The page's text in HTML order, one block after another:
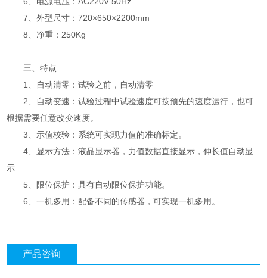
7、外型尺寸：720×650×2200mm
8、净重：250Kg
三、特点
1、自动清零：试验之前，自动清零
2、自动变速：试验过程中试验速度可按预先的速度运行，也可
根据需要任意改变速度。
3、示值校验：系统可实现力值的准确标定。
4、显示方法：液晶显示器，力值数据直接显示，伸长值自动显
示
5、限位保护：具有自动限位保护功能。
6、一机多用：配备不同的传感器，可实现一机多用。
产品咨询